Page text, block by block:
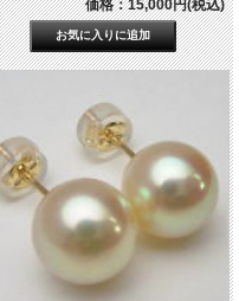
価格：15,000円(税込)